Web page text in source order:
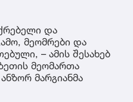
და
მეომრები და
– ამის შესახებ
მეომართა
მარგიანმა